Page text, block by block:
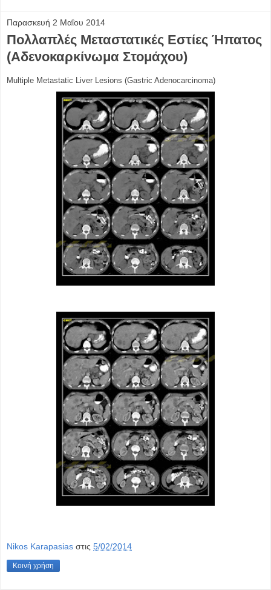
Παρασκευή 2 Μαΐου 2014
Πολλαπλές Μεταστατικές Εστίες Ήπατος
(Αδενοκαρκίνωμα Στομάχου)
Multiple Metastatic Liver Lesions (Gastric Adenocarcinoma)
Nikos Karapasias στις 5/02/2014
Κοινή χρήση